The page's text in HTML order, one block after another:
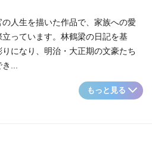
人生を描いた作品で、家族への愛
っています。林鶴梁の日記を基
になり、明治・大正期の文豪たち
...
もっと見る